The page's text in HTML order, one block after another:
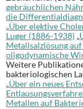
gebräuchlichen
die
„Über elektive
Luger (1886-1938) „
Metallsalzlösung auf
oligodynamische
Weitere
bakteriologischen
„Über ein neues
Metallen auf